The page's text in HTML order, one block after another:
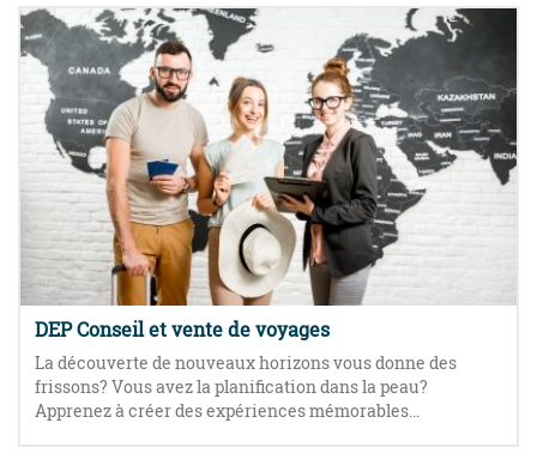
DEP Conseil et vente de voyages
La découverte de nouveaux horizons vous donne des
frissons? Vous avez la planification dans la peau?
Apprenez à créer des expériences mémorables...